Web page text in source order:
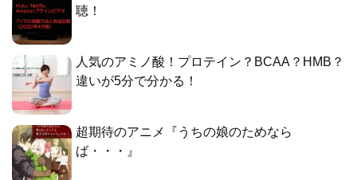
聴！
人気のアミノ酸！プロテイン？BCAA？HMB？
違いが5分で分かる！
超期待のアニメ『うちの娘のためなら
ば・・・』